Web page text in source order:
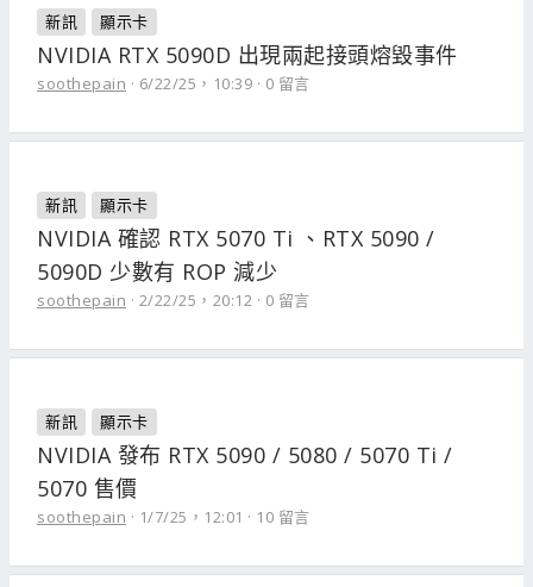
新訊 顯示卡
NVIDIA RTX 5090D 出現兩起接頭熔毀事件
soothepain 6/22/25，10:39 0 留言
新訊 顯示卡
NVIDIA 確認 RTX 5070 Ti 、RTX 5090 /
5090D 少數有 ROP 減少
soothepain 2/22/25，20:12 0 留言
新訊 顯示卡
NVIDIA 發布 RTX 5090 / 5080 / 5070 Ti /
5070 售價
soothepain 1/7/25，12:01 10 留言